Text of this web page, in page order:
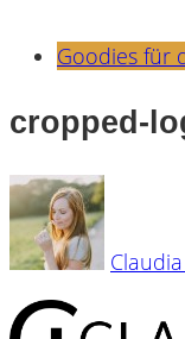
Goodies für
cropped-